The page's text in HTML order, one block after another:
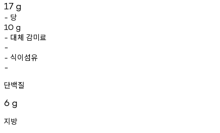
17 g
- 당
10 g
- 대체 감미료
-
- 식이섬유
-
단백질
6 g
지방